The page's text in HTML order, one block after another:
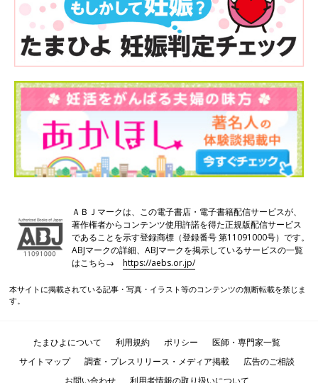
世界で初めて誕生したのが1984年のことです。
■河合さん：
わずか数年で、そんなにたくさんの技術革新が起きたのですね。
1980年代といえば、今、妊娠しようとしている30代、40代のか
たが生まれてきた頃――。
■京野先生：
男性不妊でも、顕微授精法という技術が出てきて、妊娠できる確
率が格段に上がりました。その翌年には、精液に精子がまったく
ない無精子症でも妊娠できるところまで発展したのです。また、
胚を「胚盤胞」と呼ばれる段階まで育てられる培養液や、「ガラ
きく変えました。
自費診療での体外受精は高額に……
そうした時代の変遷を経て、今があるのです。そして今も、医療
たして国の保険医療制度がついていけるのか、ということは少し
心配です。
ＡＢＪマークは、この電子書店・電子書籍配信サービスが、
著作権者からコンテンツ使用許諾を得た正規版配信サービス
であることを示す登録商標（登録番号 第11091000号）です。
ABJマークの詳細、ABJマークを掲示しているサービスの一覧
はこちら→https://aebs.or.jp/
本サイトに掲載されている記事・写真・イラスト等のコンテンツの無断転載を禁じま
す。
たまひよについて 利用規約 ポリシー
医師・専門家一覧
サイトマップ
調査・プレスリリース・メディア掲載
広告のご相談
お問い合わせ
利用者情報の取り扱いについて